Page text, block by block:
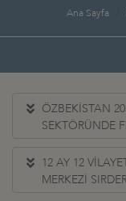
Ana Sayfa
ÖZBEKİSTAN
SEKTÖRÜNDE
12 AY 12
MERKEZİ